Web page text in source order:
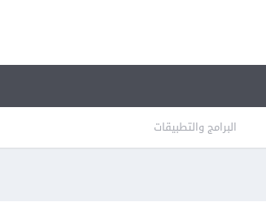
البرامج والتطبيقات